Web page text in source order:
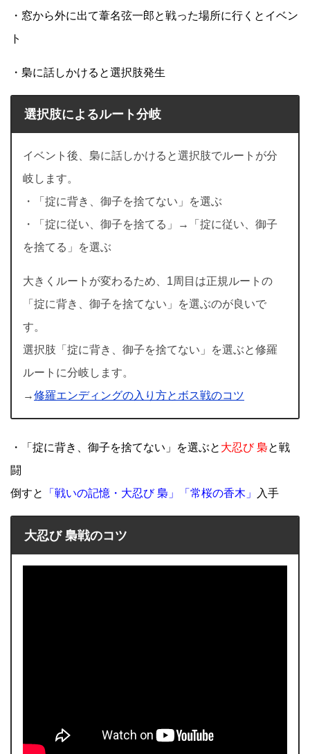
・窓から外に出て葦名弦一郎と戦った場所に行くとイベン
ト
・梟に話しかけると選択肢発生
選択肢によるルート分岐
イベント後、梟に話しかけると選択肢でルートが分
岐します。
・「掟に背き、御子を捨てない」を選ぶ
・「掟に従い、御子を捨てる」→「掟に従い、御子
を捨てる」を選ぶ
大きくルートが変わるため、1周目は正規ルートの
「掟に背き、御子を捨てない」を選ぶのが良いで
す。
選択肢「掟に背き、御子を捨てない」を選ぶと修羅
ルートに分岐します。
→修羅エンディングの入り方とボス戦のコツ
・「掟に背き、御子を捨てない」を選ぶと 大忍び 梟と戦
闘
倒すと
「戦いの記憶・大忍び 梟」「常桜の香木」 入手
大忍び 梟戦のコツ